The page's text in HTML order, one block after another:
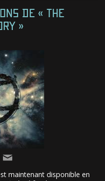
DE « THE
»
maintenant disponible en